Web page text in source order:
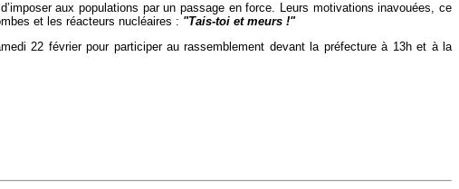
aux populations par un passage en force. Leurs motivations inavouées, ce
et les réacteurs nucléaires : "Tais-toi et meurs !"
22 février pour participer au rassemblement devant la préfecture à 13h et à la